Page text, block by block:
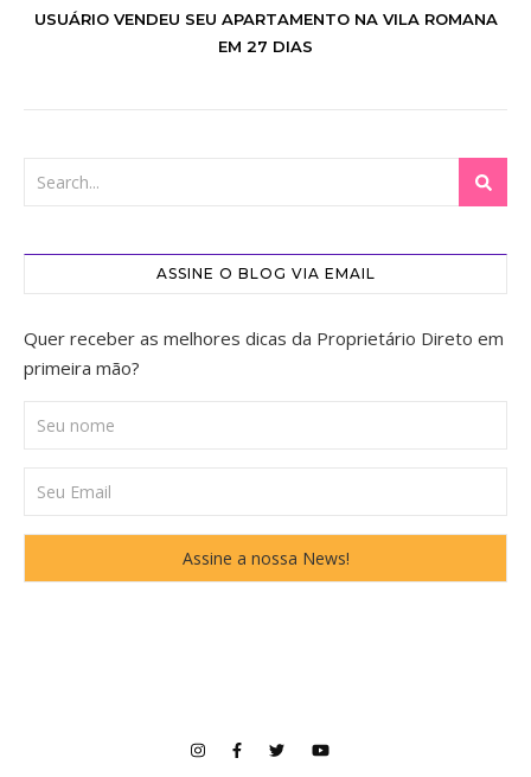
USUÁRIO VENDEU SEU APARTAMENTO NA VILA ROMANA
EM 27 DIAS
ASSINE O BLOG VIA EMAIL
Quer receber as melhores dicas da Proprietário Direto em
primeira mão?